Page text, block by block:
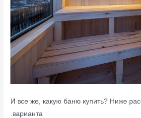
И все же, какую баню купить? Ниже
варианта.